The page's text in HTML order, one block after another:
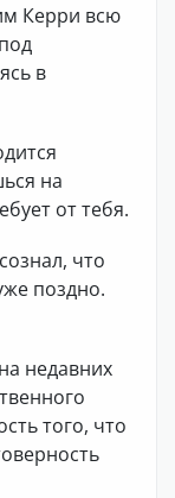
Керри всю
в
на
от тебя.
что
поздно.
недавних
того, что